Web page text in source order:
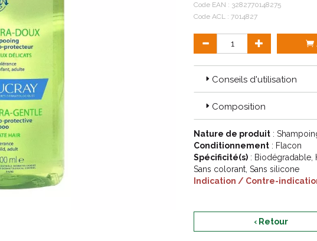
Code EAN : 3282770148275
Code ACL : 7014827
Conseils d'utilisation
Composition
Nature de produit :
Conditionnement : Flacon
Spécificité(s) : Biodégradable,
Sans colorant, Sans silicone
Indication / Contre-
‹ Retour